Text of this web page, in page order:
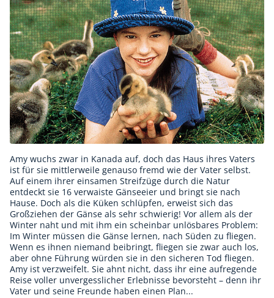
Amy wuchs zwar in Kanada auf, doch das Haus ihres Vaters
ist für sie mittlerweile genauso fremd wie der Vater selbst.
Auf einem ihrer einsamen Streifzüge durch die Natur
entdeckt sie 16 verwaiste Gänseeier und bringt sie nach
Hause. Doch als die Küken schlüpfen, erweist sich das
Großziehen der Gänse als sehr schwierig! Vor allem als der
Winter naht und mit ihm ein scheinbar unlösbares Problem:
Im Winter müssen die Gänse lernen, nach Süden zu fliegen.
Wenn es ihnen niemand beibringt, fliegen sie zwar auch los,
aber ohne Führung würden sie in den sicheren Tod fliegen.
Amy ist verzweifelt. Sie ahnt nicht, dass ihr eine aufregende
Reise voller unvergesslicher Erlebnisse bevorsteht – denn ihr
Vater und seine Freunde haben einen Plan...